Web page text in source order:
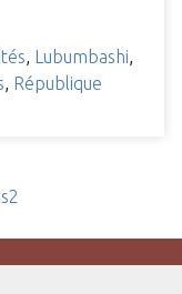
, Lubumbashi,
, République